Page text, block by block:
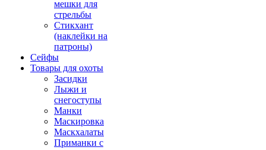
мешки для
стрельбы
Стикхант
(наклейки на
патроны)
Сейфы
Товары для охоты
Засидки
Лыжи и
снегоступы
Манки
Маскировка
Маскхалаты
Приманки с